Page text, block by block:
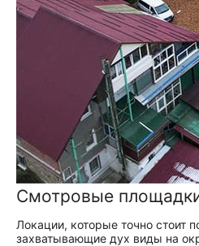
Смотровые
Локации, которые точно стоит
захватывающие дух виды на